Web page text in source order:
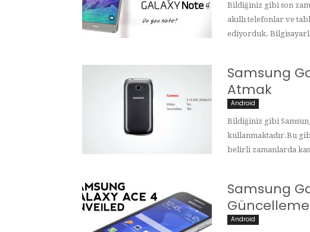
Bildiğiniz gibi son
akıllı telefonlar ve
ediyorduk.
Samsung
Atmak
Android
Bildiğiniz gibi
kullanmaktadır.Bu
belirli zamanlarda
Samsung
Android